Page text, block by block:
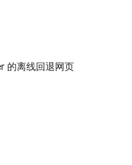
的离线回退网页